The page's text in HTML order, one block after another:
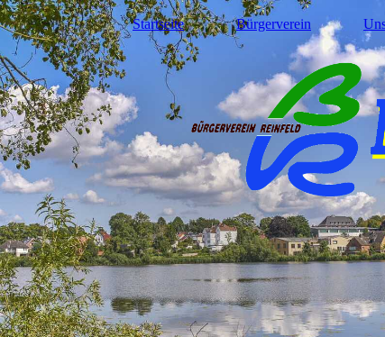
Startseite Bürgerverein